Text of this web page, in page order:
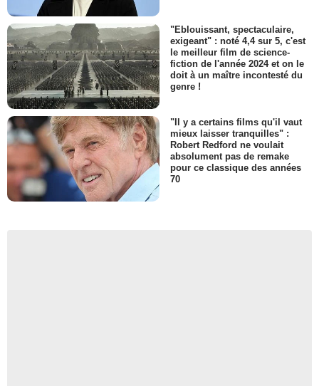
"Eblouissant, spectaculaire,
exigeant" : noté 4,4 sur 5, c'est
le meilleur film de science-
fiction de l'année 2024 et on le
doit à un maître incontesté du
genre !
"Il y a certains films qu'il vaut
mieux laisser tranquilles" :
Robert Redford ne voulait
absolument pas de remake
pour ce classique des années
70